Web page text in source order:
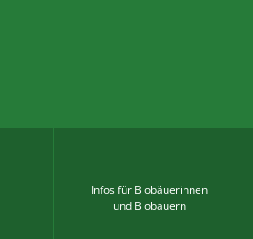
Infos für Biobäuerinnen
und Biobauern